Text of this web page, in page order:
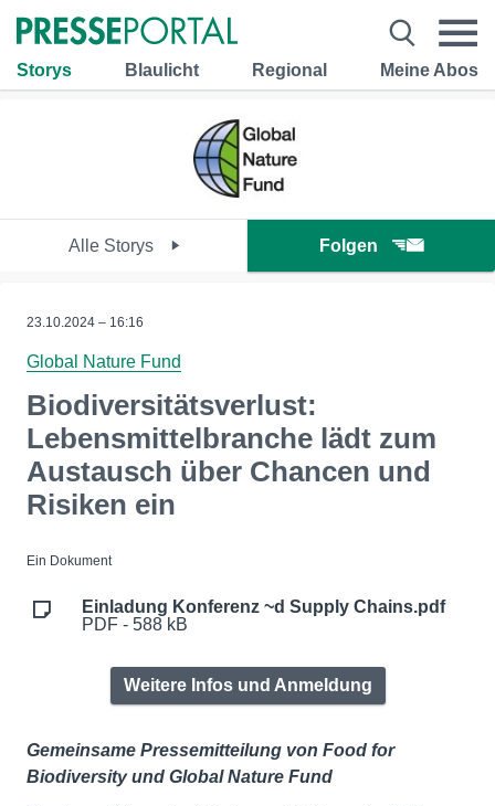
Storys Blaulicht Regional Meine Abos
Alle Storys Folgen
23.10.2024 – 16:16
Global Nature Fund
Biodiversitätsverlust:
Lebensmittelbranche lädt zum
Austausch über Chancen und
Risiken ein
Ein Dokument
Einladung Konferenz ~d Supply Chains.pdf
PDF - 588 kB
Weitere Infos und Anmeldung
Gemeinsame Pressemitteilung von Food for
Biodiversity und Global Nature Fund